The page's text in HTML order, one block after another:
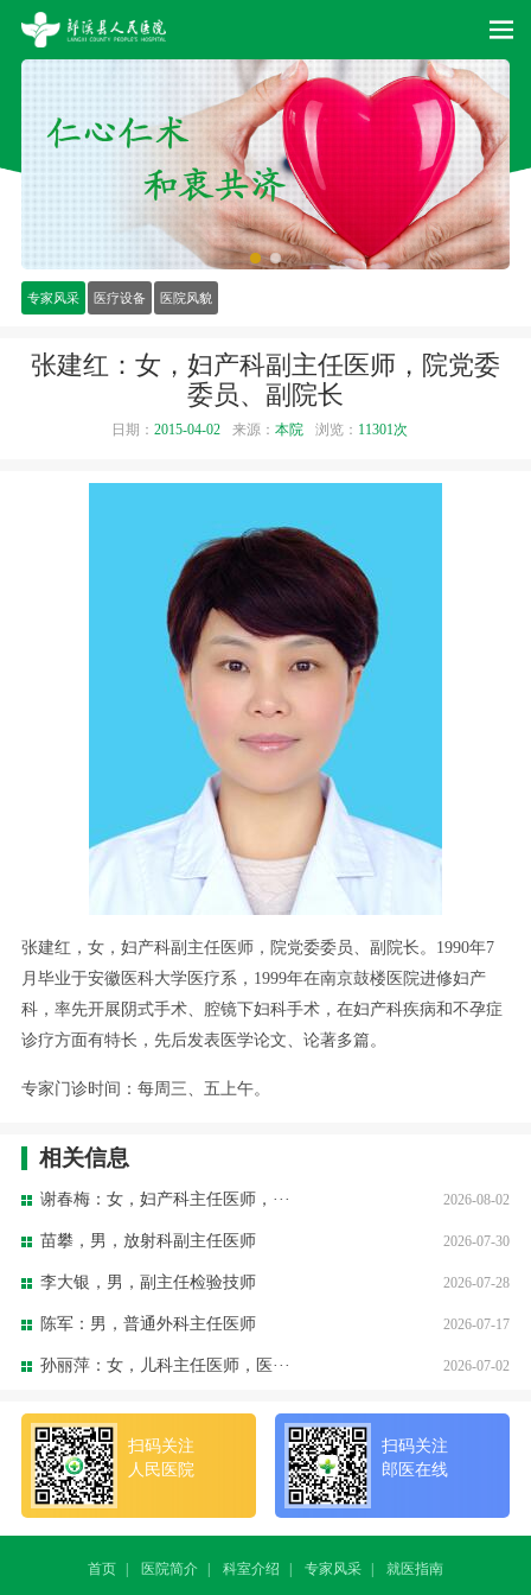
专家风采 医疗设备 医院风貌
张建红：女，妇产科副主任医师，院党委
委员、副院长
日期： 2015-04-02 来源： 本院 浏览： 11301次
张建红，女，妇产科副主任医师，院党委委员、副院长。1990年7
月毕业于安徽医科大学医疗系，1999年在南京鼓楼医院进修妇产
科，率先开展阴式手术、腔镜下妇科手术，在妇产科疾病和不孕症
诊疗方面有特长，先后发表医学论文、论著多篇。
专家门诊时间：每周三、五上午。
相关信息
2026-08-02
谢春梅：女，妇产科主任医师，···
2026-07-30
苗攀，男，放射科副主任医师
2026-07-28
李大银，男，副主任检验技师
2026-07-17
陈军：男，普通外科主任医师
2026-07-02
孙丽萍：女，儿科主任医师，医···
扫码关注
人民医院
扫码关注
郎医在线
首页 医院简介 科室介绍 专家风采 就医指南